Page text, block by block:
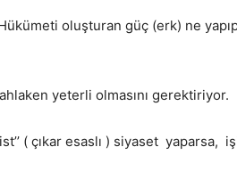
oluşturan güç (erk) ne
yeterli olmasını gerektiriyor.
( çıkar esaslı ) siyaset yaparsa,